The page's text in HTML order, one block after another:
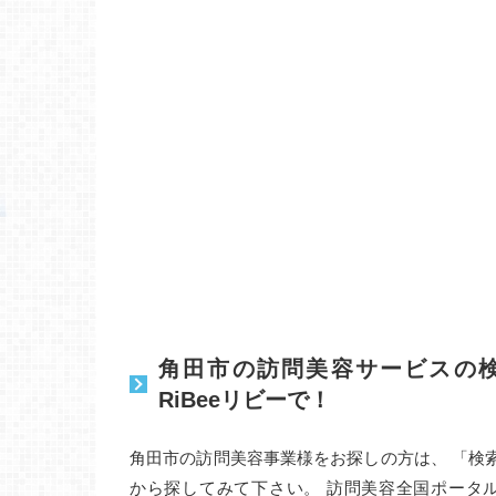
角田市の訪問美容サービスの
RiBeeリビーで！
角田市の訪問美容事業様をお探しの方は、 「検
から探してみて下さい。 訪問美容全国ポータ